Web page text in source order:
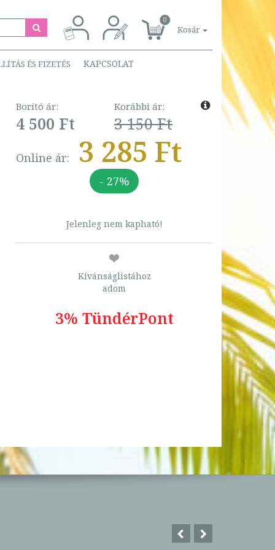
0
Kosár
ÉS FIZETÉS KAPCSOLAT
Borító ár:
4 500 Ft
Korábbi ár:
3 150 Ft
Online ár: 3 285 Ft
- 27%
Jelenleg nem kapható!
Kívánságlistához
adom
3% TündérPont